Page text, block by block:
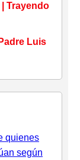
Trayendo
Luis
quienes
según